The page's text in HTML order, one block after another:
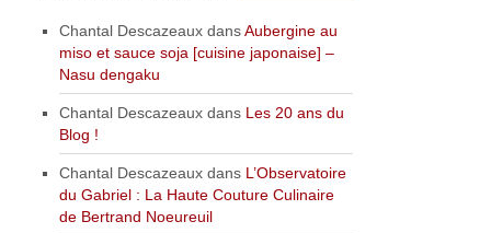
Chantal Descazeaux dansAubergine au
miso et sauce soja [cuisine japonaise] –
Nasu dengaku
Chantal Descazeaux dans Les 20 ans du
Blog !
Chantal Descazeaux dans L’Observatoire
du Gabriel : La Haute Couture Culinaire
de Bertrand Noeureuil